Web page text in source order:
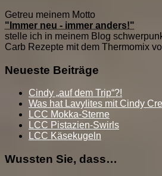
Getreu meinem Motto
"Immer neu - immer anders!"
stelle ich in meinem Blog
Carb Rezepte mit dem Thermomix
Neueste Beiträge
Cindy „auf dem Trip“?!
Was hat Lavylites mit Cindy
LCC Mokka-Sterne
LCC Pistazien-Swirls
LCC Käsekugeln
Wussten Sie, dass…